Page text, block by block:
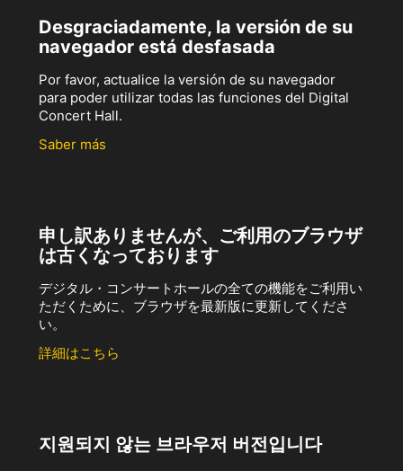
Desgraciadamente, la versión de su
navegador está desfasada
Por favor, actualice la versión de su navegador
para poder utilizar todas las funciones del Digital
Concert Hall.
Saber más
申し訳ありませんが、ご利用のブラウザ
は古くなっております
デジタル・コンサートホールの全ての機能をご利用い
ただくために、ブラウザを最新版に更新してくださ
い。
詳細はこちら
지원되지 않는 브라우저 버전입니다